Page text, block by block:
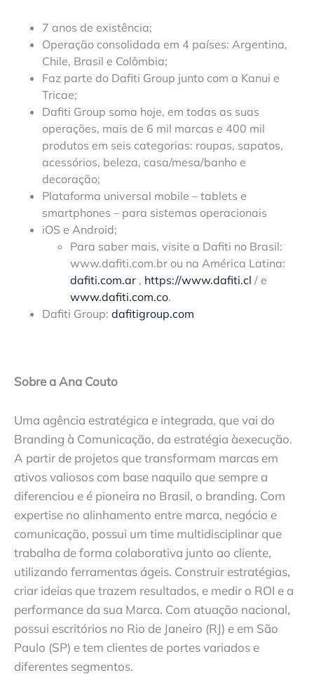
7 anos de existência;
Operação consolidada em 4 países: Argentina,
Chile, Brasil e Colômbia;
Faz parte do Dafiti Group junto com a Kanui e
Tricae;
Dafiti Group soma hoje, em todas as suas
operações, mais de 6 mil marcas e 400 mil
produtos em seis categorias: roupas, sapatos,
acessórios, beleza, casa/mesa/banho e
decoração;
Plataforma universal mobile – tablets e
smartphones – para sistemas operacionais
iOS e Android;
Para saber mais, visite a Dafiti no Brasil:
www.dafiti.com.br ou na América Latina:
dafiti.com.ar , https://www.dafiti.cl / e
www.dafiti.com.co.
Dafiti Group: dafitigroup.com
Sobre a Ana Couto
Uma agência estratégica e integrada, que vai do
Branding à Comunicação, da estratégia àexecução.
A partir de projetos que transformam marcas em
ativos valiosos com base naquilo que sempre a
diferenciou e é pioneira no Brasil, o branding. Com
expertise no alinhamento entre marca, negócio e
comunicação, possui um time multidisciplinar que
trabalha de forma colaborativa junto ao cliente,
utilizando ferramentas ágeis. Construir estratégias,
criar ideias que trazem resultados, e medir o ROI e a
performance da sua Marca. Com atuação nacional,
possui escritórios no Rio de Janeiro (RJ) e em São
Paulo (SP) e tem clientes de portes variados e
diferentes segmentos.